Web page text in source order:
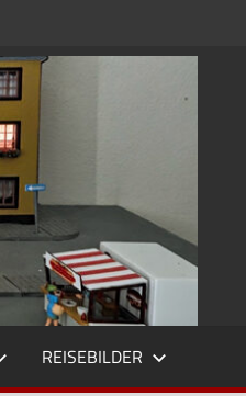
REISEBILDER